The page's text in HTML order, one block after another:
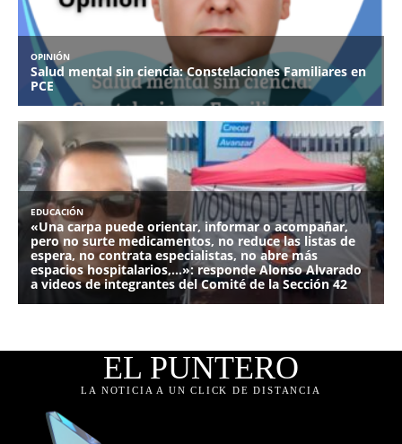
EL PUNTERO
LA NOTICIA A UN CLICK DE DISTANCIA